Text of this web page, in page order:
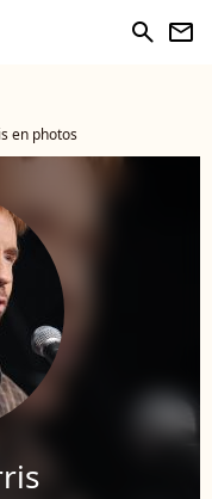
search newsletter
en photos